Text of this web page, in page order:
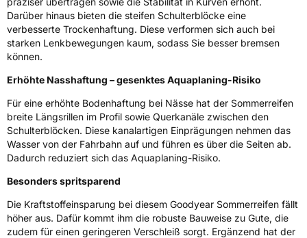
3PMSF / Schneeflockensymbol / Alpine-Symbol Nein
EisgripNein
EPREL ID
Allgemeine Produktsicherheit (GPSR)
Herstellerkontakt Goodyear S.A. Innovation Center Avenue
Gordon Smith 7750 Colmar-Berg Luxemburg,
www.goodyear.eu
Darüber hinaus bieten die steifen Schulterblöcke eine
verbesserte Trockenhaftung. Diese verformen sich auch bei
starken Lenkbewegungen kaum, sodass Sie besser bremsen
können.
Erhöhte Nasshaftung – gesenktes Aquaplaning-Risiko
Für eine erhöhte Bodenhaftung bei Nässe hat der Sommerreifen
breite Längsrillen im Profil sowie Querkanäle zwischen den
Schulterblöcken. Diese kanalartigen Einprägungen nehmen das
Wasser von der Fahrbahn auf und führen es über die Seiten ab.
Dadurch reduziert sich das Aquaplaning-Risiko.
Besonders spritsparend
Die Kraftstoffeinsparung bei diesem Goodyear Sommerreifen fällt
höher aus. Dafür kommt ihm die robuste Bauweise zu Gute, die
zudem für einen geringeren Verschleiß sorgt. Ergänzend hat der